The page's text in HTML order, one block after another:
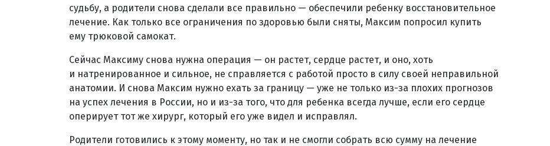
судьбу, а родители снова сделали все правильно — обеспечили ребенку восстановительное
лечение. Как только все ограничения по здоровью были сняты, Максим попросил купить
ему трюковой самокат.
Сейчас Максиму снова нужна операция — он растет, сердце растет, и оно, хоть
и натренированное и сильное, не справляется с работой просто в силу своей неправильной
анатомии. И снова Максим нужно ехать за границу — уже не только из-за плохих прогнозов
на успех лечения в России, но и из-за того, что для ребенка всегда лучше, если его сердце
оперирует тот же хирург, который его уже видел и исправлял.
Родители готовились к этому моменту, но так и не смогли собрать всю сумму на лечение